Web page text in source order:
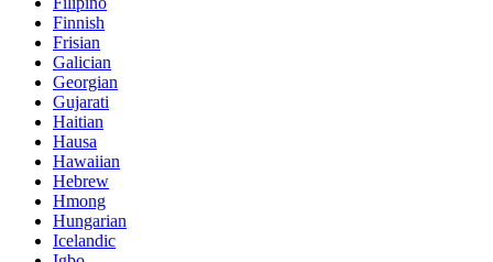
Finnish
Frisian
Galician
Georgian
Gujarati
Haitian
Hausa
Hawaiian
Hebrew
Hmong
Hungarian
Icelandic